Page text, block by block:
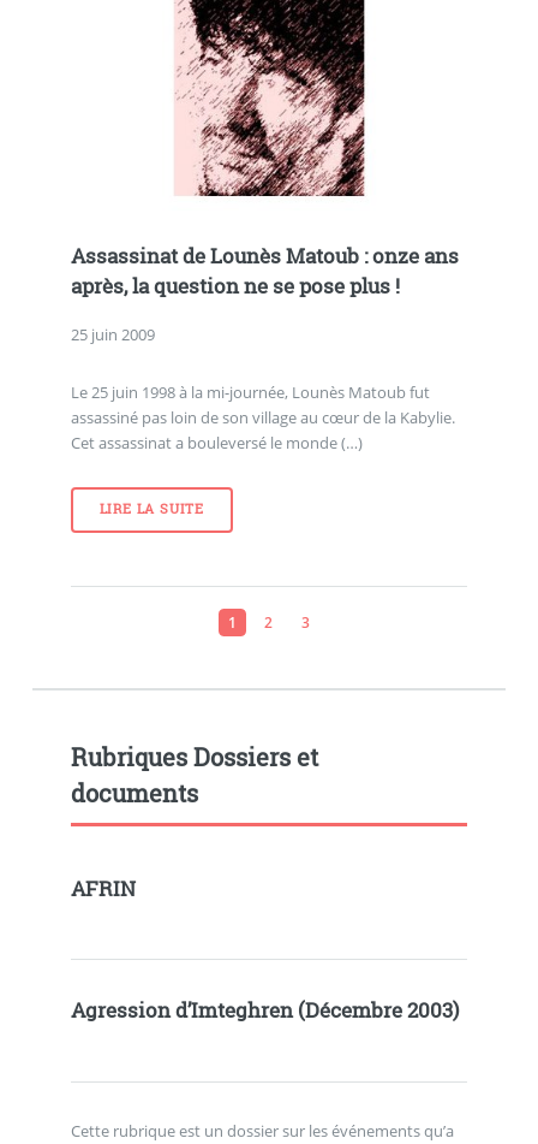
Assassinat de Lounès Matoub : onze ans
après, la question ne se pose plus !
25 juin 2009
Le 25 juin 1998 à la mi-journée, Lounès Matoub fut
assassiné pas loin de son village au cœur de la Kabylie.
Cet assassinat a bouleversé le monde (…)
LIRE LA SUITE
1 2 3
Rubriques Dossiers et
documents
AFRIN
Agression d’Imteghren (Décembre 2003)
Cette rubrique est un dossier sur les événements qu’a